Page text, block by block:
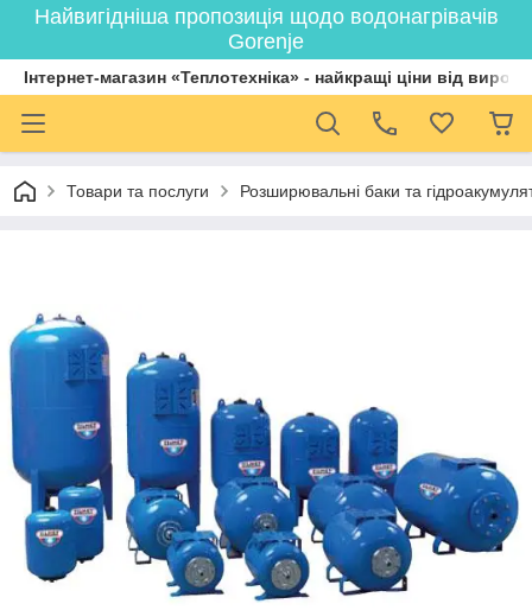
Найвигідніша пропозиція щодо водонагрівачів
Gorenje
Інтернет-магазин «Теплотехніка» - найкращі ціни від
Товари та послуги Розширювальні баки та